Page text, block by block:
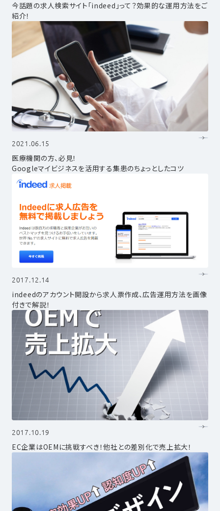
今話題の求人検索サイト「indeed」って？効果的な運用方法をご
紹介！
2021.06.15
医療機関の方、必見！
Googleマイビジネスを活用する集患のちょっとしたコツ
2017.12.14
indeedのアカウント開設から求人票作成、広告運用方法を画像
付きで解説！
2017.10.19
EC企業はOEMに挑戦すべき！他社との差別化で売上拡大！